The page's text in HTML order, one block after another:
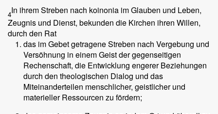
4In ihrem Streben nach koinonia im Glauben und Leben,
Zeugnis und Dienst, bekunden die Kirchen ihren Willen,
durch den Rat
das im Gebet getragene Streben nach Vergebung und
Versöhnung in einem Geist der gegenseitigen
Rechenschaft, die Entwicklung engerer Beziehungen
durch den theologischen Dialog und das
Miteinanderteilen menschlicher, geistlicher und
materieller Ressourcen zu fördern;